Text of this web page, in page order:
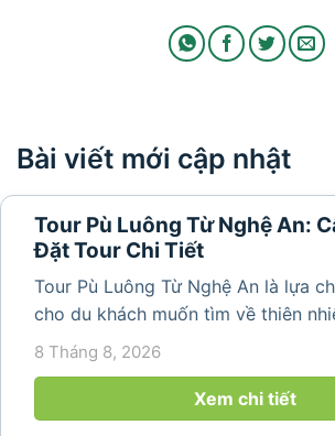
Bài viết mới cập nhật
Tour Pù Luông Từ Nghệ An:
Đặt Tour Chi Tiết
Tour Pù Luông Từ Nghệ An là lựa
cho du khách muốn tìm về thiên
không khí trong lành và khám phá
8 Tháng 8, 2026
Xem chi tiết